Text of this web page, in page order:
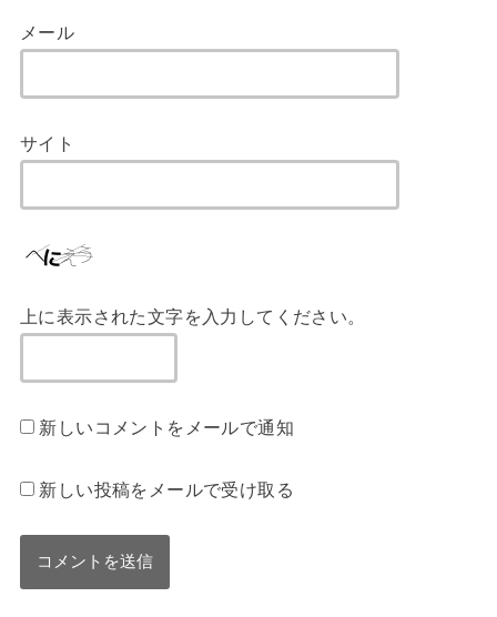
メール
サイト
上に表示された文字を入力してください。
新しいコメントをメールで通知
新しい投稿をメールで受け取る